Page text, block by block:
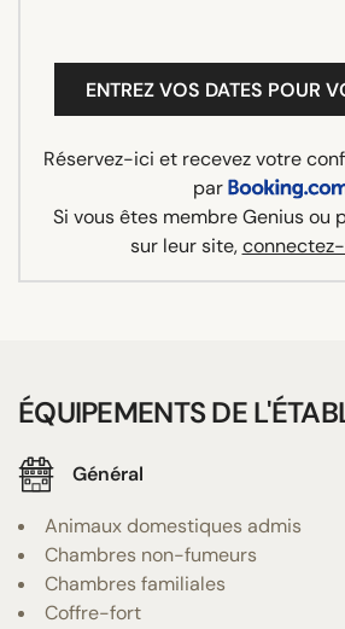
ENTREZ VOS DATES POUR
Réservez-ici et recevez votre
par
Si vous êtes membre Genius ou
sur leur site,
ÉQUIPEMENTS DE
Général
Animaux domestiques admis
Chambres non-fumeurs
Chambres familiales
Coffre-fort